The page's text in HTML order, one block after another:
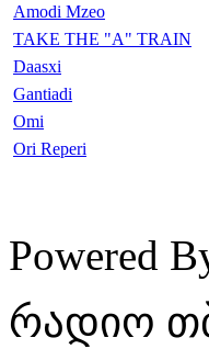
Amodi Mzeo
TAKE THE "A" TRAIN
Daasxi
Gantiadi
Omi
Ori Reperi
Powered
რადიო